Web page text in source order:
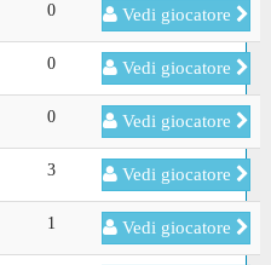
0 Vedi giocatore
0 Vedi giocatore
0 Vedi giocatore
3 Vedi giocatore
1 Vedi giocatore